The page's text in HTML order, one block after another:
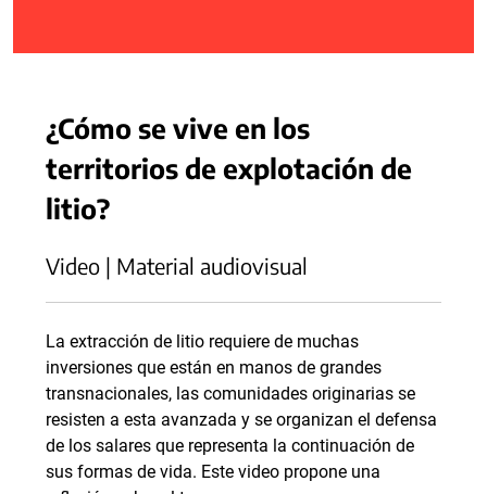
¿Cómo se vive en los
territorios de explotación de
litio?
Video | Material audiovisual
La extracción de litio requiere de muchas
inversiones que están en manos de grandes
transnacionales, las comunidades originarias se
resisten a esta avanzada y se organizan el defensa
de los salares que representa la continuación de
sus formas de vida. Este video propone una